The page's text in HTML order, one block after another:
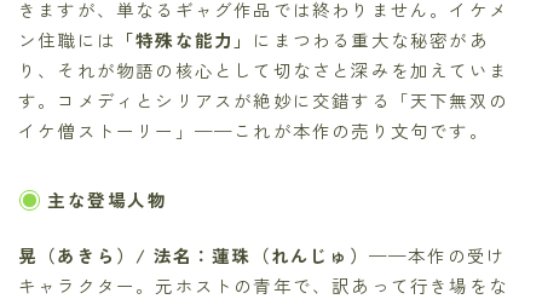
きますが、単なるギャグ作品では終わりません。イケメ
ン住職には 「特殊な能力」 にまつわる重大な秘密があ
り、それが物語の核心として切なさと深みを加えていま
す。コメディとシリアスが絶妙に交錯する「天下無双の
イケ僧ストーリー」——これが本作の売り文句です。
主な登場人物
晃（あきら）/ 法名：蓮珠（れんじゅ） ——本作の受け
キャラクター。元ホストの青年で、訳あって行き場をな